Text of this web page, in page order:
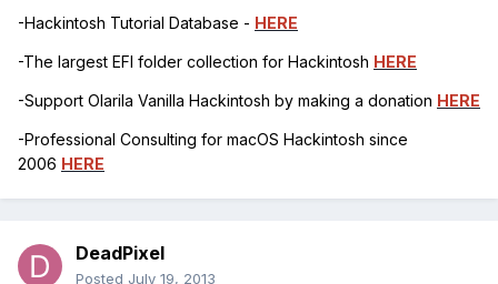
-Hackintosh Tutorial Database - HERE
-The largest EFI folder collection for Hackintosh HERE
-Support Olarila Vanilla Hackintosh by making a donation HERE
-Professional Consulting for macOS Hackintosh since
2006 HERE
DeadPixel
Posted July 19, 2013